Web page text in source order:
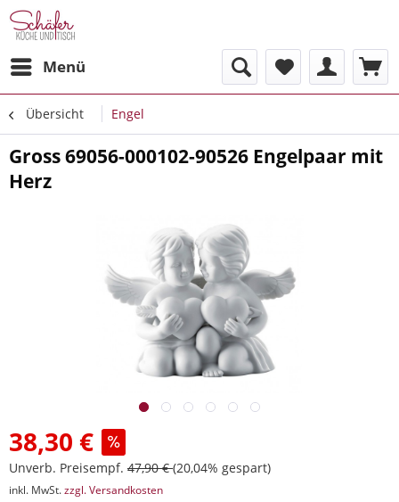
Menü
Übersicht Engel
Gross 69056-000102-90526 Engelpaar mit
Herz
38,30 €
Unverb. Preisempf. 47,90 €(20,04% gespart)
inkl. MwSt.zzgl. Versandkosten